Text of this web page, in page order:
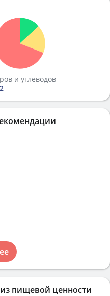
пищевой ценности
и углеводов